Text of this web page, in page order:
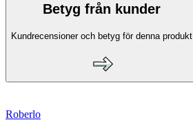
Betyg från kunder
Kundrecensioner och betyg för denna produkt
Roberlo